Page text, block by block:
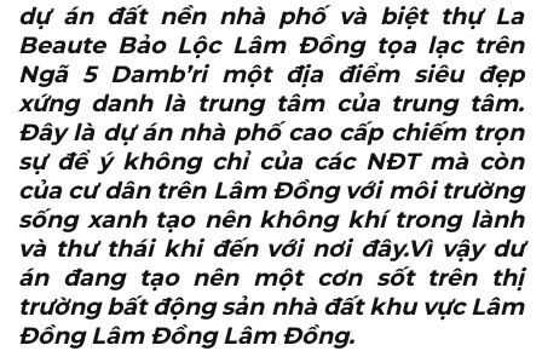
dự án đất nền nhà phố và biệt thự La
Beaute Bảo Lộc Lâm Đồngtọa lạc trên
Ngã 5 Damb’ri một địa điểm siêu đẹp
xứng danh là trung tâm của trung tâm.
Đây là dự án nhà phố cao cấp chiếm trọn
sự để ý không chỉ của các NĐT mà còn
của cư dân trên Lâm Đồng với môi trường
sống xanh tạo nên không khí trong lành
và thư thái khi đến với nơi đây.Vì vậy dư
án đang tạo nên một cơn sốt trên thị
trường bất động sản nhà đất khu vực Lâm
Đồng Lâm Đồng Lâm Đồng.